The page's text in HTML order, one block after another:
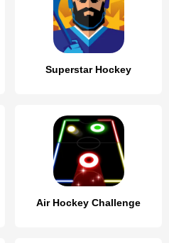
Superstar Hockey
Air Hockey Challenge